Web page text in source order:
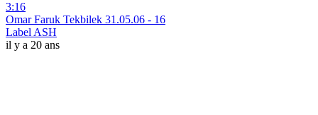
3:16
Omar Faruk Tekbilek 31.05.06 - 16
Label ASH
il y a 20 ans